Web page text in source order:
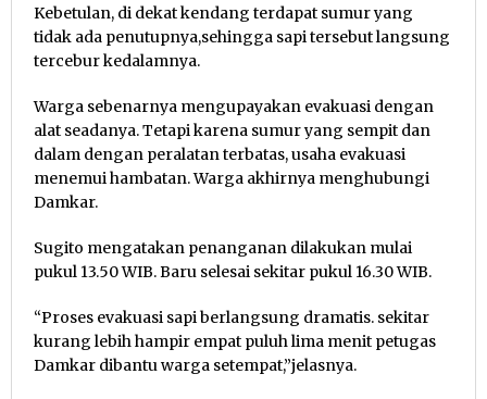
Kebetulan, di dekat kendang terdapat sumur yang
tidak ada penutupnya,sehingga sapi tersebut langsung
tercebur kedalamnya.
Warga sebenarnya mengupayakan evakuasi dengan
alat seadanya. Tetapi karena sumur yang sempit dan
dalam dengan peralatan terbatas, usaha evakuasi
menemui hambatan. Warga akhirnya menghubungi
Damkar.
Sugito mengatakan penanganan dilakukan mulai
pukul 13.50 WIB. Baru selesai sekitar pukul 16.30 WIB.
“Proses evakuasi sapi berlangsung dramatis. sekitar
kurang lebih hampir empat puluh lima menit petugas
Damkar dibantu warga setempat,”jelasnya.